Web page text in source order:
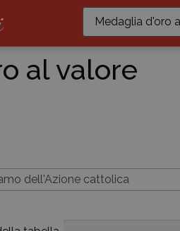
al valore
dell'Azione cattolica